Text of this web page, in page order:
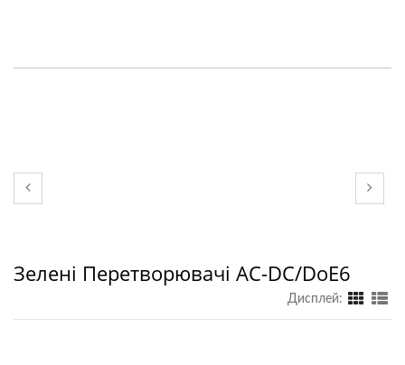
Зелені Перетворювачі AC-DC/DoE6
Дисплей: